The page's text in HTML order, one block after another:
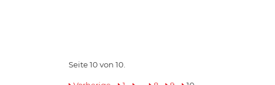
Seite 10 von 10.